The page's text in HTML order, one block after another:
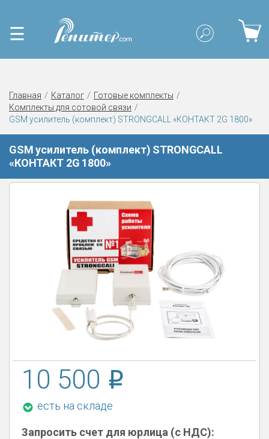
☰
Главная Каталог
Готовые комплекты
Комплекты для сотовой связи
GSM усилитель (комплект) STRONGCALL «КОНТАКТ 2G 1800»
GSM усилитель (комплект) STRONGCALL
«КОНТАКТ 2G 1800»
10 500
есть на складе
Запросить счет для юрлица (с НДС):